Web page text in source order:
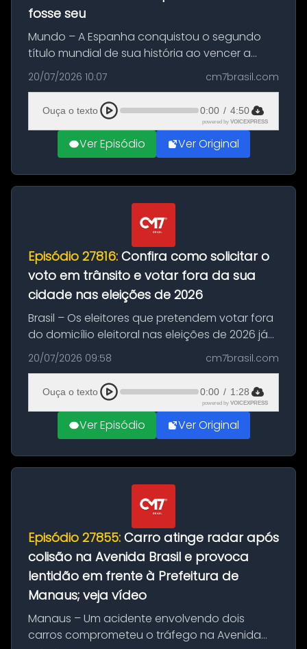
fosse seu
Mundo – A Espanha conquistou o segundo
título mundial de sua história ao vencer a
Argentina por 1 a 0, neste domingo (19), na
decisão da Copa do Mundo de 2026. Depois
de um duelo sem gols durante o te...
20/07/2026 10:07 cm7brasil.com
Ouça o texto 0:00 / 4:50
powered by VOICEXPRESS
Ver Episódio Ver Original
Episódio 27816: Confira como solicitar o
voto em trânsito e votar fora da sua
cidade nas eleições de 2026
Brasil – Os eleitores que pretendem votar fora
do domicílio eleitoral nas eleições de 2026 já
podem solicitar o voto em trânsito a partir
desta segunda-feira (20). O pedido pode ser
feito até 20 de ag...
20/07/2026 09:58 cm7brasil.com
Ouça o texto 0:00 / 1:28
powered by VOICEXPRESS
Ver Episódio Ver Original
Episódio 27855: Carro atinge radar após
colisão na Avenida Brasil e provoca
lentidão em frente à Prefeitura de
Manaus; veja vídeo
Manaus – Um acidente envolvendo dois
carros comprometeu o tráfego na Avenida